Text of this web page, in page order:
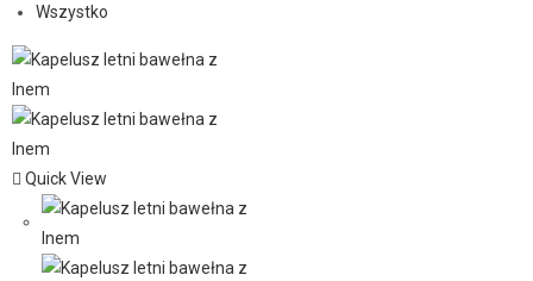
Wszystko
Quick View